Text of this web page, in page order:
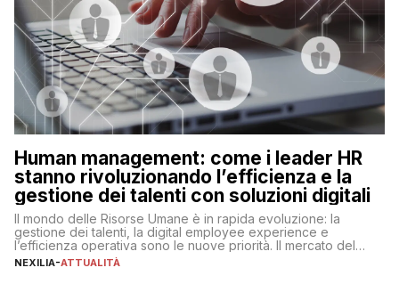
Human management: come i leader HR
stanno rivoluzionando l’efficienza e la
gestione dei talenti con soluzioni digitali
Il mondo delle Risorse Umane è in rapida evoluzione: la
gestione dei talenti, la digital employee experience e
l’efficienza operativa sono le nuove priorità. Il mercato del
lavoro, d’altra parte, è sempre più competitivo con una lotta
NEXILIA-ATTUALITÀ